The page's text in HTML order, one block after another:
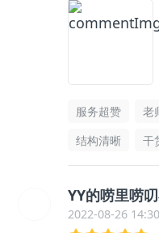
服务超赞 老
结构清晰
干
YY的唠里唠
2022-08-26 14:30